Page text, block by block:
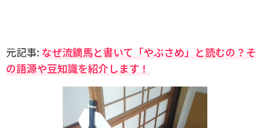
元記事: なぜ流鏑馬と書いて「やぶさめ」と読むの？そ
の語源や豆知識を紹介します！